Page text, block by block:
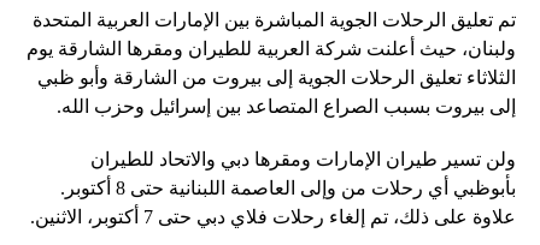
تم تعليق الرحلات الجوية المباشرة بين الإمارات العربية المتحدة
ولبنان، حيث أعلنت شركة العربية للطيران ومقرها الشارقة يوم
الثلاثاء تعليق الرحلات الجوية إلى بيروت من الشارقة وأبو ظبي
إلى بيروت بسبب الصراع المتصاعد بين إسرائيل وحزب الله.
ولن تسير طيران الإمارات ومقرها دبي والاتحاد للطيران
بأبوظبي أي رحلات من وإلى العاصمة اللبنانية حتى 8 أكتوبر.
علاوة على ذلك، تم إلغاء رحلات فلاي دبي حتى 7 أكتوبر، الاثنين.